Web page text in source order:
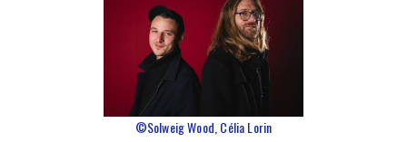
©Solweig Wood, Célia Lorin